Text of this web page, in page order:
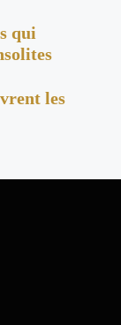
qui
les